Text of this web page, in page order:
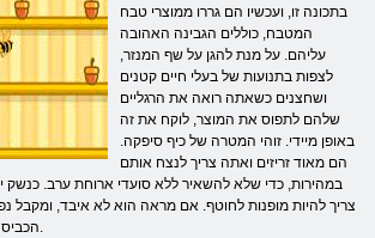
בתכונה זו, ועכשיו הם גררו ממוצרי טבח
המטבח, כוללים הגבינה האהובה
עליהם. על מנת להגן על שף המנזר,
לצפות בתנועות של בעלי חיים קטנים
ושחצנים כשאתה רואה את הרגליים
שלהם לתפוס את המוצר, לוקח את זה
באופן מיידי. זוהי המטרה של כיף סיפקה.
הם מאוד זריזים ואתה צריך לנצח אותם
במהירות, כדי שלא להשאיר ללא סועדי ארוחת ערב. כנשק
צריך להיות מופנות לחוטף. אם מראה הוא לא איבד, ומקבל